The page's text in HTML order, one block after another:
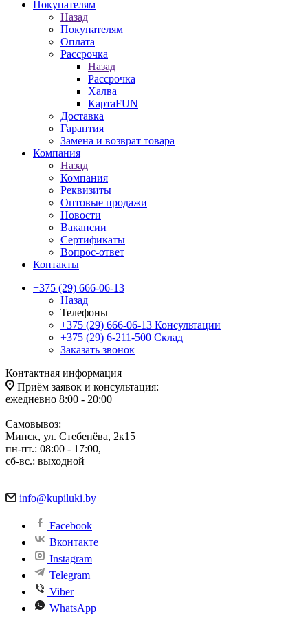
Покупателям
Назад
Покупателям
Оплата
Рассрочка
Назад
Рассрочка
Халва
КартаFUN
Доставка
Гарантия
Замена и возврат товара
Компания
Назад
Компания
Реквизиты
Оптовые продажи
Новости
Вакансии
Сертификаты
Вопрос-ответ
Контакты
+375 (29) 666-06-13
Назад
Телефоны
+375 (29) 666-06-13 Консультации
+375 (29) 6-211-500 Склад
Заказать звонок
Контактная информация
Приём заявок и консультация:
ежедневно 8:00 - 20:00
Самовывоз:
Минск, ул. Стебенёва, 2к15
пн-пт.: 08:00 - 17:00,
сб-вс.: выходной
info@kupiluki.by
Facebook
Вконтакте
Instagram
Telegram
Viber
WhatsApp